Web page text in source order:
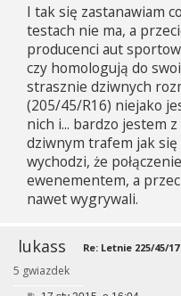
I tak się zastanawiam
testach nie ma, a
producenci aut
czy homologują do
strasznie dziwnych
(205/45/R16) niejako
nich i... bardzo jestem
dziwnym trafem jak
wychodzi, że
ewenementem, a
nawet wygrywali.
lukass
5 gwiazdek
Re: Letnie 225/45/